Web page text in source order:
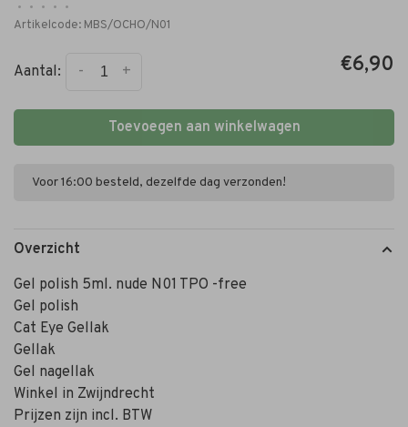
• • • •
•
Artikelcode: MBS/OCHO/N01
Aantal: +
- €6,90
Toevoegen aan winkelwagen
Voor 16:00 besteld, dezelfde dag verzonden!
Overzicht
Gel polish 5ml. nude N01 TPO -free
Gel polish
Cat Eye Gellak
Gellak
Gel nagellak
Winkel in Zwijndrecht
Prijzen zijn incl. BTW